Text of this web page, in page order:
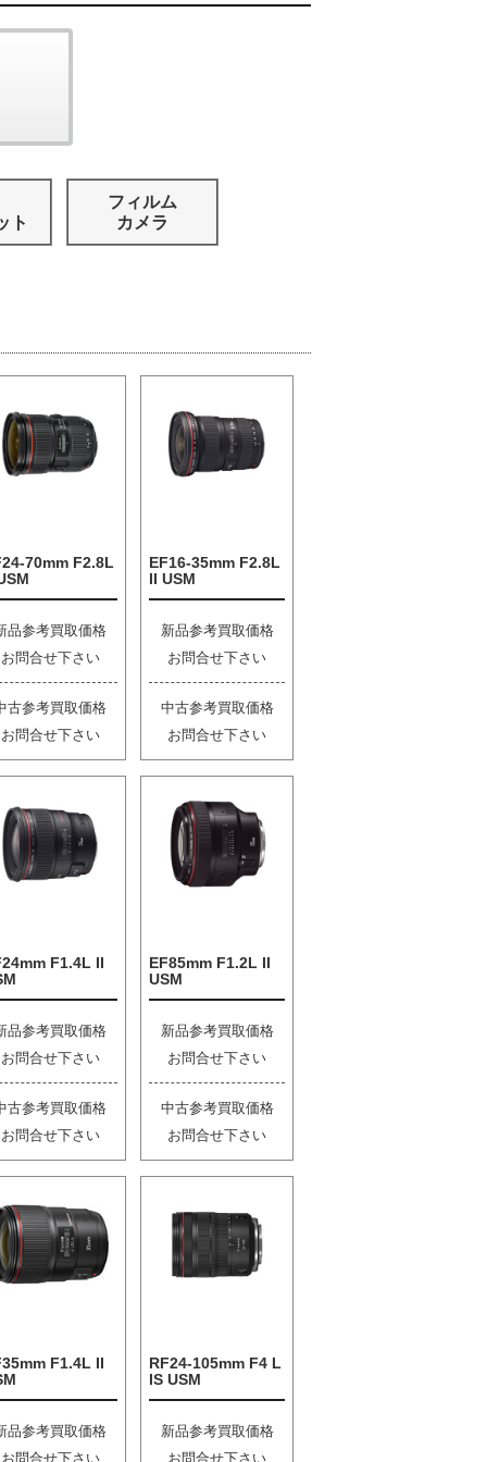
ト
フィルム
カメラ
70mm F2.8L
品参考買取価格
お問合せ下さい
古参考買取価格
お問合せ下さい
EF16-35mm F2.8L
II USM
新品参考買取価格
お問合せ下さい
中古参考買取価格
お問合せ下さい
F1.4L II
品参考買取価格
お問合せ下さい
古参考買取価格
お問合せ下さい
EF85mm F1.2L II
USM
新品参考買取価格
お問合せ下さい
中古参考買取価格
お問合せ下さい
F1.4L II
品参考買取価格
お問合せ下さい
RF24-105mm F4 L
IS USM
新品参考買取価格
お問合せ下さい